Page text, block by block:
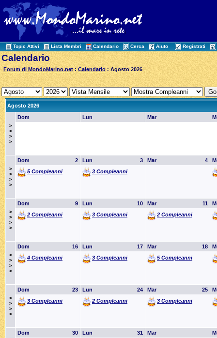
Topic Attivi Lista Membri Calendario Cerca Aiuto Registrati
Calendario
Forum di MondoMarino.net :Calendario : Agosto 2026
Agosto 2026
>
>
>
>
Dom Lun Mar
>
>
>
>
2
Dom
5 Compleanni
3
Lun
3 Compleanni
4
Mar
>
>
>
>
9
Dom
2 Compleanni
10
Lun
3 Compleanni
11
Mar
2 Compleanni
>
>
>
>
16
Dom
4 Compleanni
17
Lun
3 Compleanni
18
Mar
5 Compleanni
>
>
>
>
23
Dom
3 Compleanni
24
Lun
2 Compleanni
25
Mar
3 Compleanni
30
Dom
31
Lun
Mar